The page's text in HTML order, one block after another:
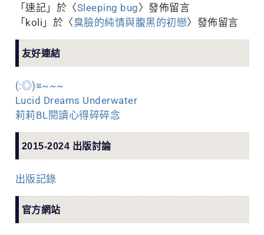
「 速記 」於〈Sleeping bug〉發佈留言
「 koli 」於〈臭臉的純情與腹黑的初戀〉發佈留言
友好連結
(:◎)≡~~~
Lucid Dreams Underwater
莉莉BL閱讀心得碎碎念
2015-2024 出版討論
出版記錄
官方網站